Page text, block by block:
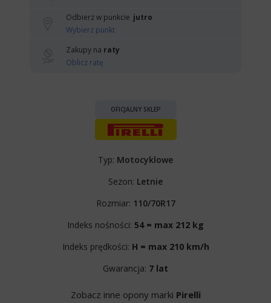
Odbierz w punkcie jutro
Wybierz punkt
Zakupy na raty
Oblicz ratę
OFICJALNY SKLEP
Typ: Motocyklowe
Sezon: Letnie
Rozmiar: 110/70R17
Indeks nośności: 54 = max 212 kg
Indeks prędkości: H = max 210 km/h
Gwarancja: 7 lat
Zobacz inne opony marki Pirelli